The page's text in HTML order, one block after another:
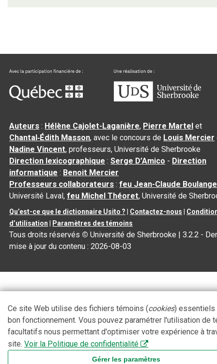
Auteurs : Hélène Cajolet-Laganière, Pierre Martel et
Chantal‑Édith Masson, avec le concours de Louis Mercier
Nadine Vincent, professeurs, Université de Sherbrooke
Direction lexicographique :Serge D’Amico - Direction
informatique : Benoit Mercier
Professeurs collaborateurs :feu Jean-Claude
Université Laval,feu Michel Théoret, Université de
Qu’est-ce que le dictionnaire Usito ? Contactez-nous
d’utilisation
Paramètres des témoins
Tous droits réservés © Université de Sherbrooke |3.2.2 -
mise à jour du contenu :2026-08-03
Ce site Web utilise des fichiers témoins (cookies) essentiels
bon fonctionnement. Vous pouvez paramétrer l'utilisation de
facultatifs nous permettant d'optimiser votre expérience à
site. Voir la Politique de confidentialité
Gérer les paramètres